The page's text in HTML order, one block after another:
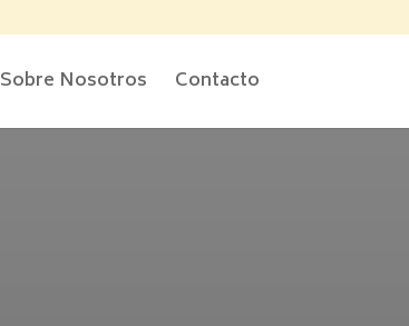
Sobre Nosotros Contacto